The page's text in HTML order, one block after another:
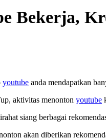
Bekerja,
youtube anda mendapatkan
aktivitas menonton youtube
siang berbagai
akan diberikan